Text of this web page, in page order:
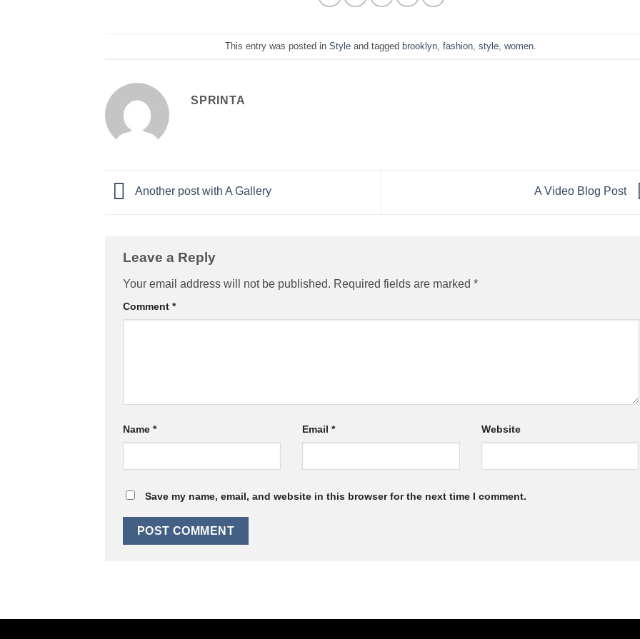
This entry was posted inStyle and taggedbrooklyn ,fashion ,style ,women
SPRINTA
Another post with A Gallery A Video Blog Post
Leave a Reply
Your email address will not be published. Required fields are marked *
Comment *
Name * Email * Website
Save my name, email, and website in this browser for the next time I comment.